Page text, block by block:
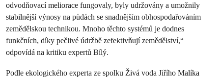
odvodňovací meliorace fungovaly, byly udržovány a umožnily
stabilnější výnosy na půdách se snadnějším obhospodařováním
zemědělskou technikou. Mnoho těchto systémů je dodnes
funkčních, díky pečlivé údržbě zefektivňují zemědělství,“
odpovídá na kritiku expertů Bílý.
Podle ekologického experta ze spolku Živá voda Jiřího Malíka